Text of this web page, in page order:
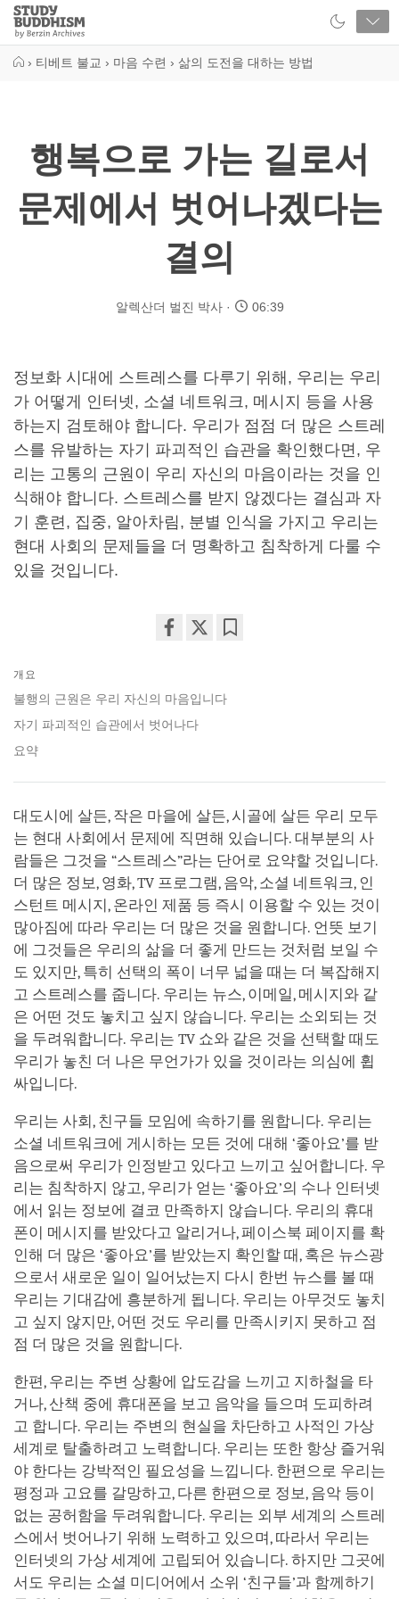
Close
Study
Buddhism
› 티베트 불교 › 마음 수련 › 삶의 도전을 대하는 방법
행복으로 가는 길로서
문제에서 벗어나겠다는
결의
알렉산더 벌진 박사 06:39
정보화 시대에 스트레스를 다루기 위해, 우리는 우리
가 어떻게 인터넷, 소셜 네트워크, 메시지 등을 사용
하는지 검토해야 합니다. 우리가 점점 더 많은 스트레
스를 유발하는 자기 파괴적인 습관을 확인했다면, 우
리는 고통의 근원이 우리 자신의 마음이라는 것을 인
식해야 합니다. 스트레스를 받지 않겠다는 결심과 자
기 훈련, 집중, 알아차림, 분별 인식을 가지고 우리는
현대 사회의 문제들을 더 명확하고 침착하게 다룰 수
있을 것입니다.
facebook
개요
불행의 근원은 우리 자신의 마음입니다
자기 파괴적인 습관에서 벗어나다
요약
대도시에 살든, 작은 마을에 살든, 시골에 살든 우리 모두
는 현대 사회에서 문제에 직면해 있습니다. 대부분의 사
람들은 그것을 “스트레스”라는 단어로 요약할 것입니다.
더 많은 정보, 영화, TV 프로그램, 음악, 소셜 네트워크, 인
스턴트 메시지, 온라인 제품 등 즉시 이용할 수 있는 것이
많아짐에 따라 우리는 더 많은 것을 원합니다. 언뜻 보기
에 그것들은 우리의 삶을 더 좋게 만드는 것처럼 보일 수
도 있지만, 특히 선택의 폭이 너무 넓을 때는 더 복잡해지
고 스트레스를 줍니다. 우리는 뉴스, 이메일, 메시지와 같
은 어떤 것도 놓치고 싶지 않습니다. 우리는 소외되는 것
을 두려워합니다. 우리는 TV 쇼와 같은 것을 선택할 때도
우리가 놓친 더 나은 무언가가 있을 것이라는 의심에 휩
싸입니다.
우리는 사회, 친구들 모임에 속하기를 원합니다. 우리는
소셜 네트워크에 게시하는 모든 것에 대해 ‘좋아요’를 받
음으로써 우리가 인정받고 있다고 느끼고 싶어합니다. 우
리는 침착하지 않고, 우리가 얻는 ‘좋아요’의 수나 인터넷
에서 읽는 정보에 결코 만족하지 않습니다. 우리의 휴대
폰이 메시지를 받았다고 알리거나, 페이스북 페이지를 확
인해 더 많은 ‘좋아요’를 받았는지 확인할 때, 혹은 뉴스광
으로서 새로운 일이 일어났는지 다시 한번 뉴스를 볼 때
우리는 기대감에 흥분하게 됩니다. 우리는 아무것도 놓치
고 싶지 않지만, 어떤 것도 우리를 만족시키지 못하고 점
점 더 많은 것을 원합니다.
한편, 우리는 주변 상황에 압도감을 느끼고 지하철을 타
거나, 산책 중에 휴대폰을 보고 음악을 들으며 도피하려
고 합니다. 우리는 주변의 현실을 차단하고 사적인 가상
세계로 탈출하려고 노력합니다. 우리는 또한 항상 즐거워
야 한다는 강박적인 필요성을 느낍니다. 한편으로 우리는
평정과 고요를 갈망하고, 다른 한편으로 정보, 음악 등이
없는 공허함을 두려워합니다. 우리는 외부 세계의 스트레
스에서 벗어나기 위해 노력하고 있으며, 따라서 우리는
인터넷의 가상 세계에 고립되어 있습니다. 하지만 그곳에
서도 우리는 소셜 미디어에서 소위 ‘친구들’과 함께하기